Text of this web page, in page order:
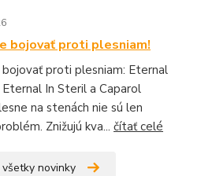
bojovať proti plesniam!
bojovať proti plesniam: Eternal
In Steril a Caparol
na stenách nie sú len
Znižujú kva... čítať celé
novinky